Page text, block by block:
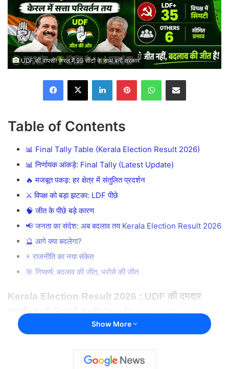
UDF की वापसी! केरल में 99 सीटों के साथ बनी सरकार
Facebook
X LinkedInPinterestWhatsAppShare via Email
Table of Contents
📊 Final Tally Table (Kerala Election Result 2026)
📊 निर्णायक आंकड़े: Final Tally (Latest Update)
🔥 मजबूत पकड़: हर क्षेत्र में संतुलित प्रदर्शन
⚔️ विपक्ष को बड़ा झटका: LDF पीछे
🧠 जीत के पीछे बड़े कारण
📢 जनता का संदेश: अब बदलाव तय Kerala Election Result 2026
🔮 आगे क्या बदलेगा?
⚡ राजनीति का नया संकेत
🎯 निष्कर्ष: बदलाव की जीत, भरोसे की जीत
Kerala Election Result 2026 : UDF की दमदार
वापसी, बदली सियासी तस्वीरकेरल विधानसभा चुनाव 2026
Kerala Election Result 2026
) के अंतिम नतीजों ने
कड़े मुकाबले, बदलते रुझानों और राजनीतिक रणनीतियों के बाद
Show More